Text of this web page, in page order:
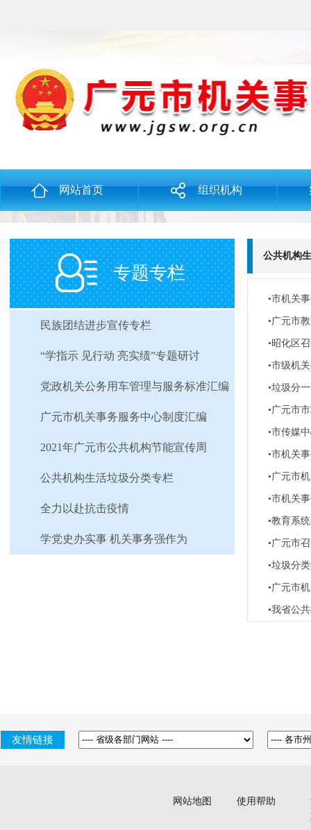
网站首页 组织机构
专题专栏
民族团结进步宣传专栏
“学指示 见行动 亮实绩”专题研讨
党政机关公务用车管理与服务标准汇编
广元市机关事务服务中心制度汇编
2021年广元市公共机构节能宣传周
公共机构生活垃圾分类专栏
全力以赴抗击疫情
学党史办实事 机关事务强作为
公共机构
•市机关
•广元市
•昭化区
•市级机
•垃圾分
•广元市
•市传媒
•市机关
•广元市
•市机关
•教育系
•广元市
•垃圾分
•广元市
•我省公
友情链接
网站地图 使用帮助